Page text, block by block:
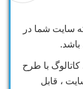
سایت شما در
با طرح
، قابل